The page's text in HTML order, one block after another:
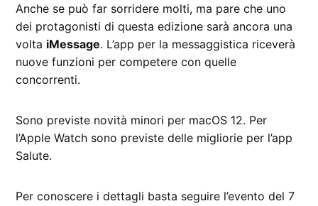
Anche se può far sorridere molti, ma pare che uno
dei protagonisti di questa edizione sarà ancora una
volta iMessage. L’app per la messaggistica riceverà
nuove funzioni per competere con quelle
concorrenti.
Sono previste novità minori per macOS 12. Per
l’Apple Watch sono previste delle migliorie per l’app
Salute.
Per conoscere i dettagli basta seguire l’evento del 7